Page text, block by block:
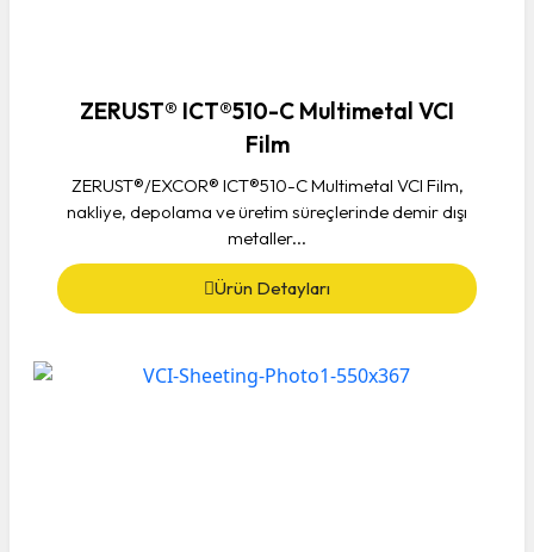
ZERUST® ICT®510-C Multimetal VCI
Film
ZERUST®/EXCOR® ICT®510-C Multimetal VCI Film,
nakliye, depolama ve üretim süreçlerinde demir dışı
metaller...
Ürün Detayları